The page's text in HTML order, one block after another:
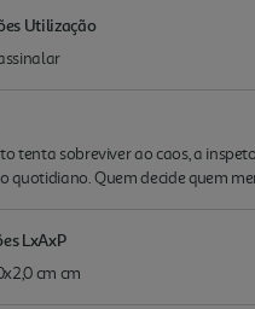
Utilização
tenta sobreviver ao caos, a
quotidiano. Quem decide quem
LxAxP
cm cm